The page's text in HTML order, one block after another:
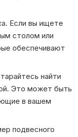
Если вы ищете
столом или
обеспечивают
найти
Это может быть
в вашем
подвесного